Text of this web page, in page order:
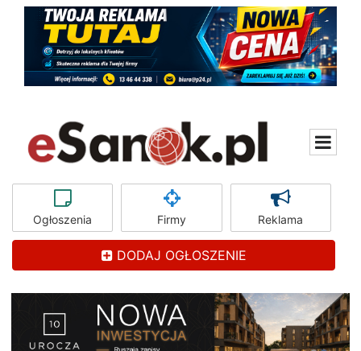
Ogłoszenia Firmy Reklama
DODAJ OGŁOSZENIE